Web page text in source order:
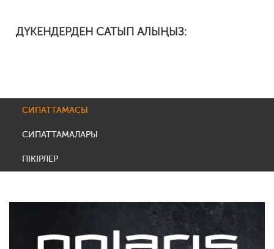
ДҮКЕНДЕРДЕН САТЫП АЛЫҢЫЗ:
СИПАТТАМАСЫ
СИПАТТАМАЛАРЫ
ПІКІРЛЕР